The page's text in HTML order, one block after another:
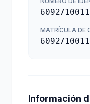
6092710011
MATRÍCULA DE
6092710011
Información